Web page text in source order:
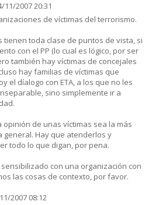
11/2007 20:31
de víctimas del terrorismo.
tienen toda clase de puntos de vista, si
con el PP (lo cual es lógico, por ser
también hay víctimas de concejales
hay familias de víctimas que
el díalogo con ETA, a los que no les
sino simplemente ir a
opinión de unas víctimas sea la más
general. Hay que atenderlos y
todo lo que digan, por pena.
sensibilizado con una organización con
las cosas de contexto, por favor.
2007 08:12